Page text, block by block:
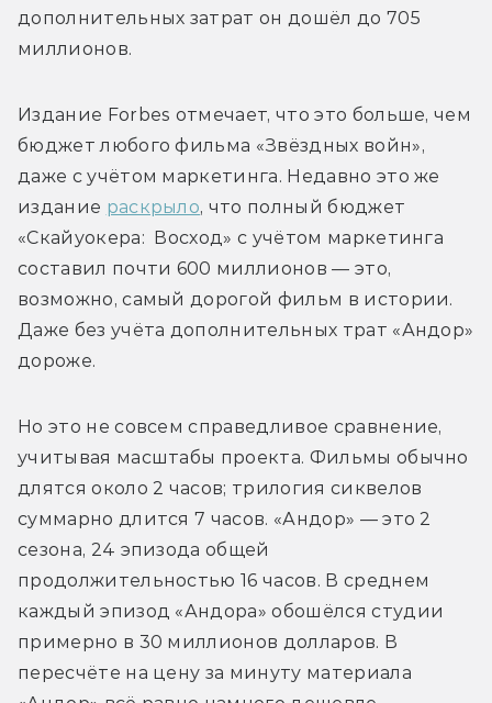
дополнительных затрат он дошёл до 705
миллионов.
Издание Forbes отмечает, что это больше, чем
бюджет любого фильма «Звёздных войн»,
даже с учётом маркетинга. Недавно это же
издание раскрыло, что полный бюджет
«Скайуокера:  Восход» с учётом маркетинга
составил почти 600 миллионов — это,
возможно, самый дорогой фильм в истории.
Даже без учёта дополнительных трат «Андор»
дороже.
Но это не совсем справедливое сравнение,
учитывая масштабы проекта. Фильмы обычно
длятся около 2 часов; трилогия сиквелов
суммарно длится 7 часов. «Андор» — это 2
сезона, 24 эпизода общей
продолжительностью 16 часов. В среднем
каждый эпизод «Андора» обошёлся студии
примерно в 30 миллионов долларов. В
пересчёте на цену за минуту материала